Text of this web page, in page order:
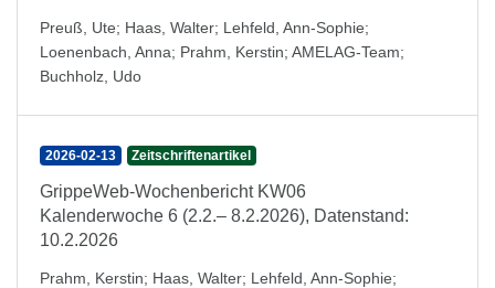
Preuß, Ute; Haas, Walter; Lehfeld, Ann-Sophie;
Loenenbach, Anna; Prahm, Kerstin; AMELAG-Team;
Buchholz, Udo
2026-02-13 Zeitschriftenartikel
GrippeWeb-Wochenbericht KW06
Kalenderwoche 6 (2.2.– 8.2.2026), Datenstand:
10.2.2026
Prahm, Kerstin; Haas, Walter; Lehfeld, Ann-Sophie;